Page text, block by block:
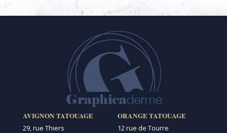
AVIGNON TATOUAGE
29, rue Thiers
ORANGE TATOUAGE
12 rue de Tourre